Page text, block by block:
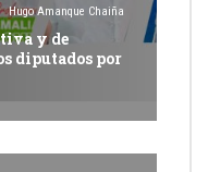
Hugo Amanque Chaiña
y de
diputados por